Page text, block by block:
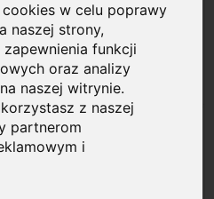
w celu poprawy
naszej strony,
funkcji
oraz analizy
naszej witrynie.
z naszej
partnerom
i